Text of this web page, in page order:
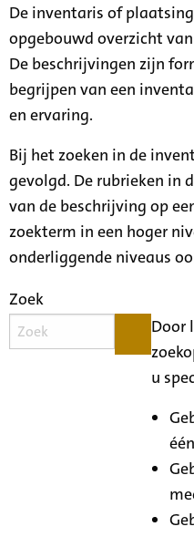
De inventaris of
opgebouwd overzicht
De beschrijvingen zijn
begrijpen van een
en ervaring.
Bij het zoeken in de
gevolgd. De rubrieken in
van de beschrijving op
zoekterm in een hoger
onderliggende niveaus
Zoek
Door
u